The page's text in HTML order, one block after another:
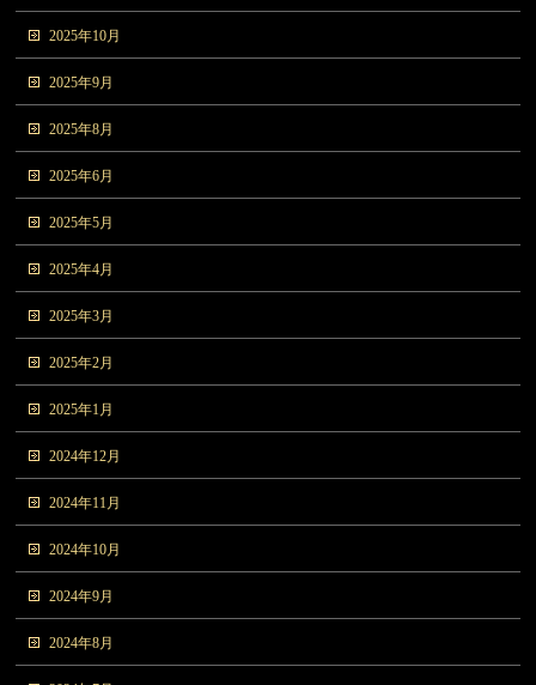
2025年10月
2025年9月
2025年8月
2025年6月
2025年5月
2025年4月
2025年3月
2025年2月
2025年1月
2024年12月
2024年11月
2024年10月
2024年9月
2024年8月